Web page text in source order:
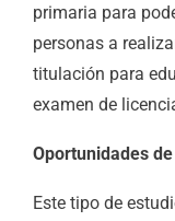
primaria para
personas a
titulación para
examen de
Oportunidades
Este tipo de